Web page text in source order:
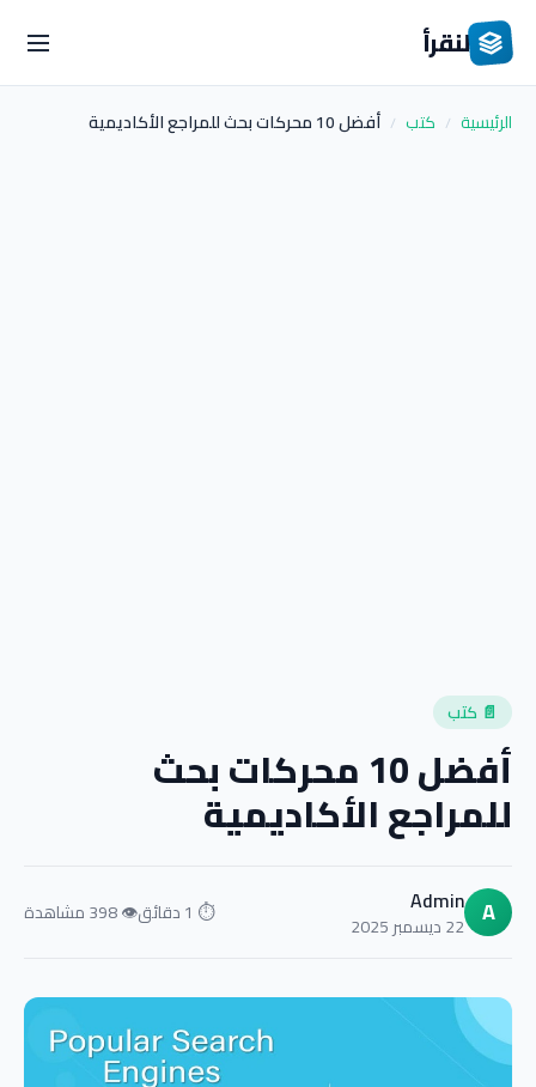
لنقرأ
الرئيسية / كتب / أفضل 10 محركات بحث للمراجع الأكاديمية
📄 كتب
أفضل 10 محركات بحث
للمراجع الأكاديمية
A
Admin
22 ديسمبر 2025 ⏱ 1 دقائق 👁 398 مشاهدة